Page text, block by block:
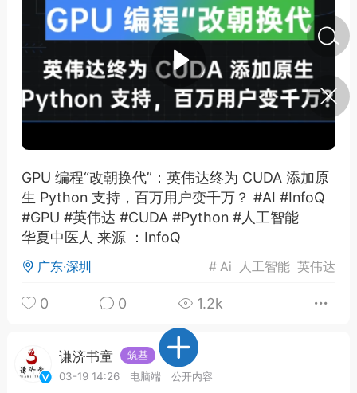
特急预警】关
节返乡期间“闪
急提示
如何购买【理肺清瘟膏】
【养正护络膏】？
小海（HAi） 2
容平，顺时收
谷气行、营卫通：内经视角
下的脾胃调养要义
GPU 编程“改朝换代”：英伟达终为 CUDA 添加原
生 Python 支持，百万用户变千万？ #AI #InfoQ
#GPU #英伟达 #CUDA #Python #人工智能
华夏中医人 来源 ：InfoQ
广东·深圳 # Ai 人工智能 英伟达
0 0 1.2k
谦济书童
筑基
03-19 14:26
电脑端 公开内容